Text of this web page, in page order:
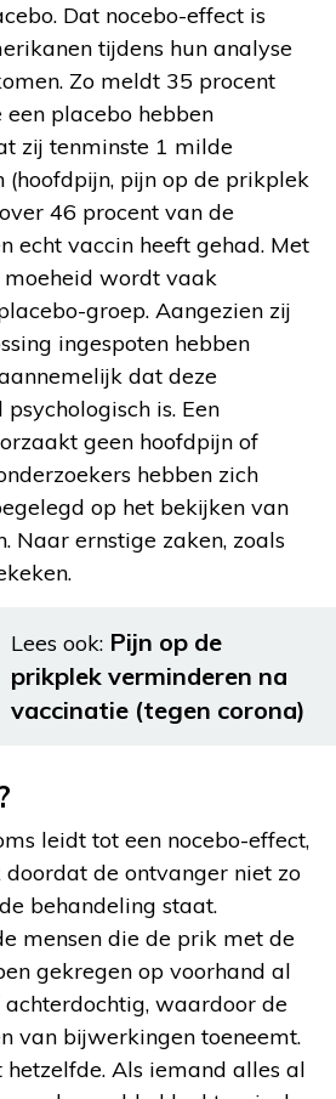
Dat nocebo-effect is
tijdens hun analyse
Zo meldt 35 procent
placebo hebben
zij tenminste 1 milde
pijn op de prikplek
46 procent van de
echt vaccin heeft gehad. Met
moeheid wordt vaak
groep. Aangezien zij
ingespoten hebben
dat deze
is. Een
geen hoofdpijn of
hebben zich
op het bekijken van
Naar ernstige zaken, zoals
Lees ook: Pijn op de
prikplek verminderen na
vaccinatie (tegen corona)
leidt tot een nocebo-effect,
de ontvanger niet zo
behandeling staat.
mensen die de prik met de
gekregen op voorhand al
waardoor de
van bijwerkingen toeneemt.
Als iemand alles al